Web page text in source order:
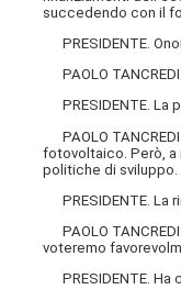
succedendo con il
PRESIDENTE.
PAOLO
PRESIDENTE. La
PAOLO
fotovoltaico. Però, a
politiche di sviluppo.
PRESIDENTE. La
PAOLO
voteremo
PRESIDENTE. Ha